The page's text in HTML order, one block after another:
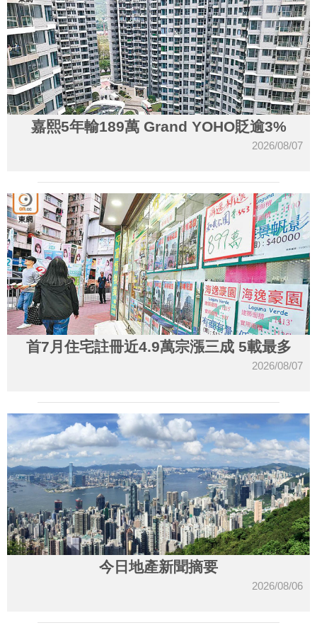
嘉熙5年輸189萬 Grand YOHO貶逾3%
2026/08/07
首7月住宅註冊近4.9萬宗漲三成 5載最多
2026/08/07
今日地產新聞摘要
2026/08/06